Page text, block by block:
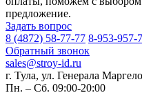
предложение.
Задать вопрос
8 (4872) 58-77-77 8-953-957-
Обратный звонок
sales@stroy-id.ru
г. Тула, ул. Генерала
Пн. – Cб. 09:00-20:00